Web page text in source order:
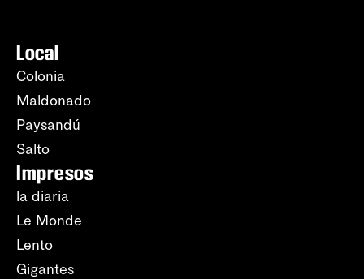
Local
Colonia
Maldonado
Paysandú
Salto
Impresos
la diaria
Le Monde
Lento
Gigantes